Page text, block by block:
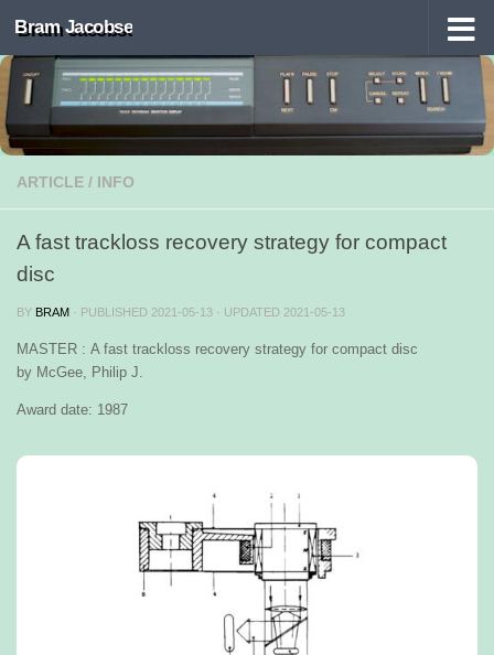
Skip to content
Bram Jacobse
ARTICLE / INFO
A fast trackloss recovery strategy for compact
disc
BY BRAM · PUBLISHED 2021-05-13 · UPDATED 2021-05-13
MASTER : A fast trackloss recovery strategy for compact disc
by McGee, Philip J.
Award date: 1987